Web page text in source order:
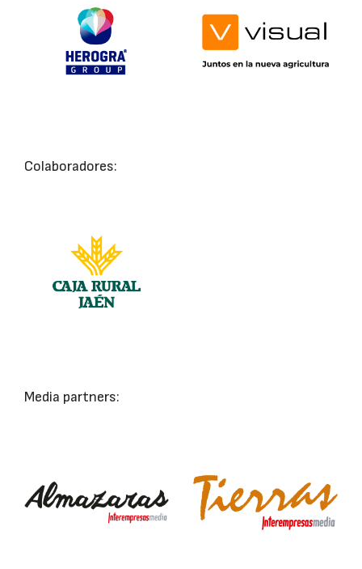
Colaboradores:
Media partners: